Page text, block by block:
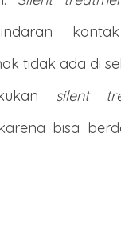
tidak ada di
silent
bisa